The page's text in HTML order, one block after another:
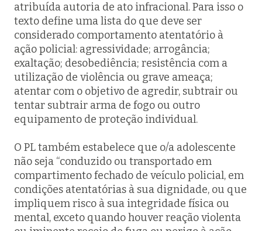
atribuída autoria de ato infracional. Para isso o
texto define uma lista do que deve ser
considerado comportamento atentatório à
ação policial: agressividade; arrogância;
exaltação; desobediência; resistência com a
utilização de violência ou grave ameaça;
atentar com o objetivo de agredir, subtrair ou
tentar subtrair arma de fogo ou outro
equipamento de proteção individual.
O PL também estabelece que o/a adolescente
não seja “conduzido ou transportado em
compartimento fechado de veículo policial, em
condições atentatórias à sua dignidade, ou que
impliquem risco à sua integridade física ou
mental, exceto quando houver reação violenta